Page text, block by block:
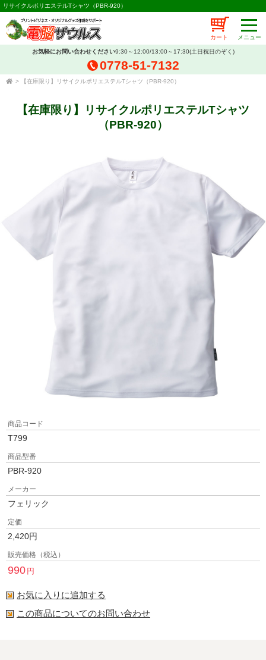
リサイクルポリエステルTシャツ（PBR-920）
カート
お気軽にお問い合わせください9:30～12:00/13:00～17:30(土日祝日のぞく)
0778-51-7132
> 【在庫限り】リサイクルポリエステルTシャツ（PBR-920）
【在庫限り】リサイクルポリエステルTシャツ
（PBR-920）
商品コード
T799
商品型番
PBR-920
メーカー
フェリック
定価
2,420円
販売価格（税込）
990 円
お気に入りに追加する
この商品についてのお問い合わせ